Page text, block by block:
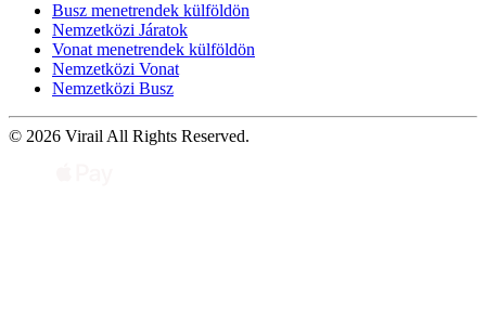
Busz menetrendek külföldön
Nemzetközi Járatok
Vonat menetrendek külföldön
Nemzetközi Vonat
Nemzetközi Busz
© 2026 Virail All Rights Reserved.